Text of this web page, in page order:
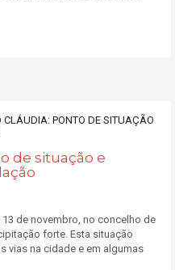
de situação e
de novembro, no concelho de
forte. Esta situação
vias na cidade e em algumas